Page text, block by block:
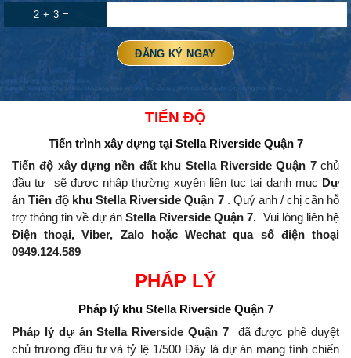
2 + 3 =
TIẾN ĐỘ
Tiến trình xây dựngtại Stella Riverside Quận 7
Tiến độ xây dựng nền đất khu Stella Riverside Quận 7chủ
đầu tư
sẽ được nhập thường xuyên liên tục tại danh mục Dự
án Tiến độ khu Stella Riverside Quận 7. Quý anh / chị cần hỗ
trợ thông tin về dự án Stella Riverside Quận 7. Vui lòng liên hệ
Điện thoại, Viber, Zalo hoặc Wechat qua số điện thoại
0949.124.589
PHÁP LÝ
Pháp lý khuStella Riverside Quận 7
Pháp lý dự án Stella Riverside Quận 7đã được phê duyệt
chủ trương đầu tư và tỷ lệ 1/500 Đây là dự án mang tính chiến